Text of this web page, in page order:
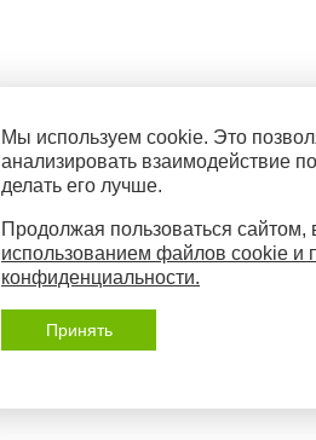
Мы используем cookie. Это
анализировать взаимодействие
делать его лучше.
Продолжая пользоваться сайтом,
использованием файлов cookie и
конфиденциальности.
Принять